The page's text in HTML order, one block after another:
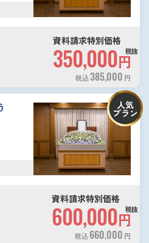
資料請求特別価格
350,000円
税抜
税込385,000 円
人気
プラン
資料請求特別価格
600,000円
税抜
税込660,000 円